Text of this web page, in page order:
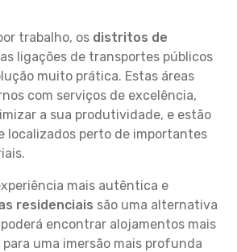
trabalho, os distritos de
ligações de transportes públicos
muito prática. Estas áreas
com serviços de excelência,
a sua produtividade, e estão
localizados perto de importantes
mais autêntica e
residenciais são uma alternativa
encontrar alojamentos mais
para uma imersão mais profunda